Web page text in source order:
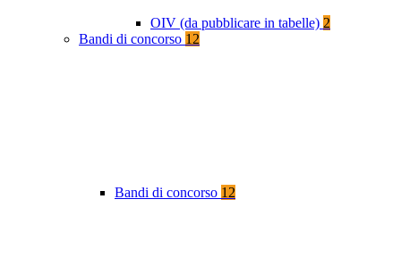
OIV (da pubblicare in tabelle) 2
Bandi di concorso 12
Bandi di concorso 12